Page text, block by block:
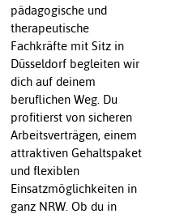
pädagogische und
therapeutische
Fachkräfte mit Sitz in
Düsseldorf begleiten wir
dich auf deinem
beruflichen Weg. Du
profitierst von sicheren
Arbeitsverträgen, einem
attraktiven Gehaltspaket
und flexiblen
Einsatzmöglichkeiten in
ganz NRW. Ob du in